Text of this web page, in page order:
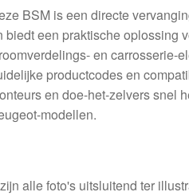
BSM is een directe
biedt een praktische oplossing
en carrosserie-
productcodes en
en doe-het-zelvers snel
modellen.
alle foto's uitsluitend ter